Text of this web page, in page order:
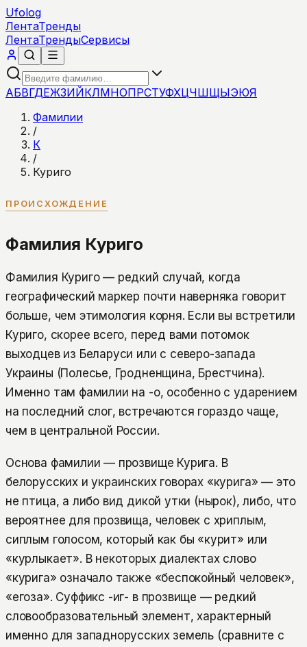
Ufolog
ЛентаТренды
ЛентаТрендыСервисы
АБВГДЕЖЗИЙКЛМНОПРСТУФХЦЧШЩЫЭЮЯ
Фамилии
/
К
/
Куриго
ПРОИСХОЖДЕНИЕ
Фамилия Куриго
Фамилия Куриго — редкий случай, когда
географический маркер почти наверняка говорит
больше, чем этимология корня. Если вы встретили
Куриго, скорее всего, перед вами потомок
выходцев из Беларуси или с северо-запада
Украины (Полесье, Гродненщина, Брестчина).
Именно там фамилии на -о, особенно с ударением
на последний слог, встречаются гораздо чаще,
чем в центральной России.
Основа фамилии — прозвище Курига. В
белорусских и украинских говорах «курига» — это
не птица, а либо вид дикой утки (нырок), либо, что
вероятнее для прозвища, человек с хриплым,
сиплым голосом, который как бы «курит» или
«курлыкает». В некоторых диалектах слово
«курига» означало также «беспокойный человек»,
«егоза». Суффикс -иг- в прозвище — редкий
словообразовательный элемент, характерный
именно для западнорусских земель (сравните с